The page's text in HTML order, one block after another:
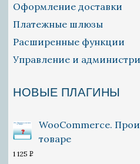
Оформление доставки
Платежные шлюзы
Расширенные функции
Управление и
НОВЫЕ ПЛАГИНЫ
WooCommerce.
товаре
1 125 P